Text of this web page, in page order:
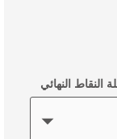
النقاط النهائي